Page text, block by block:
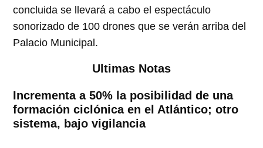
concluida se llevará a cabo el espectáculo
sonorizado de 100 drones que se verán arriba del
Palacio Municipal.
Ultimas Notas
Incrementa a 50% la posibilidad de una
formación ciclónica en el Atlántico; otro
sistema, bajo vigilancia